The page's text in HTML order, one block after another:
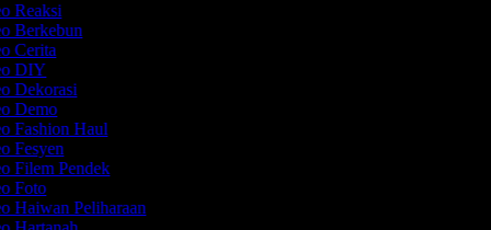
Reaksi
Berkebun
Cerita
DIY
Dekorasi
Demo
Fashion Haul
Fesyen
Filem Pendek
Foto
Haiwan Peliharaan